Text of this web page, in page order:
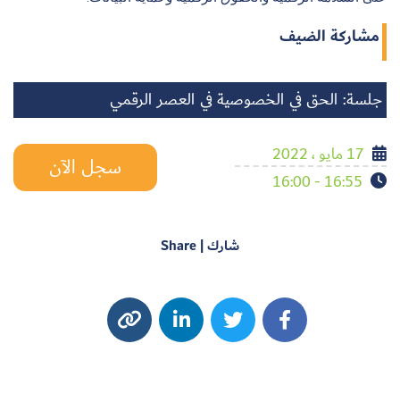
مشاركة الضيف
جلسة: الحق في الخصوصية في العصر الرقمي
17 مايو ، 2022
16:55 - 16:00
سجل الآن
شارك | Share